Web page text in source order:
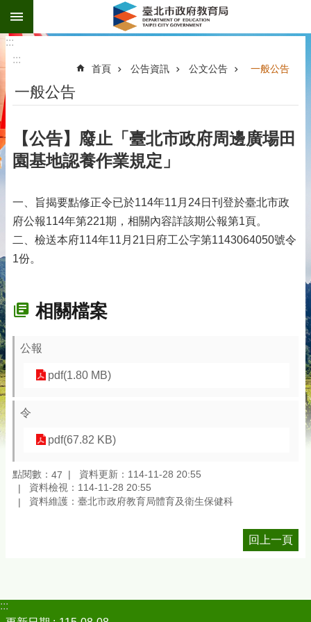
跳到主要內容區塊
:::
:::
首頁 公告資訊 公文公告 一般公告
一般公告
【公告】廢止「臺北市政府周邊廣場田
園基地認養作業規定」
一、旨揭要點修正令已於114年11月24日刊登於臺北市政
府公報114年第221期，相關內容詳該期公報第1頁。
二、檢送本府114年11月21日府工公字第1143064050號令
1份。
相關檔案
公報
pdf(1.80 MB)
令
pdf(67.82 KB)
點閱數： 47
資料更新：114-11-28 20:55
資料檢視：114-11-28 20:55
資料維護：臺北市政府教育局體育及衛生保健科
回上一頁
:::